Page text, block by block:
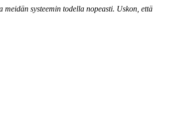
systeemin todella nopeasti. Uskon, että